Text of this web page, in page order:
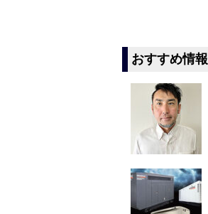
おすすめ情報